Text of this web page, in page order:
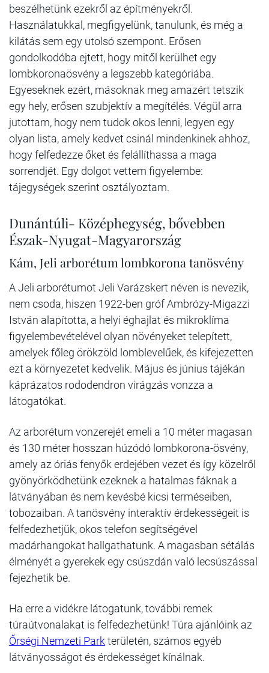
beszélhetünk ezekről az építményekről.
Használatukkal, megfigyelünk, tanulunk, és még a
kilátás sem egy utolsó szempont. Erősen
gondolkodóba ejtett, hogy mitől kerülhet egy
lombkoronaösvény a legszebb kategóriába.
Egyeseknek ezért, másoknak meg amazért tetszik
egy hely, erősen szubjektív a megítélés. Végül arra
jutottam, hogy nem tudok okos lenni, legyen egy
olyan lista, amely kedvet csinál mindenkinek ahhoz,
hogy felfedezze őket és felállíthassa a maga
sorrendjét. Egy dolgot vettem figyelembe:
tájegységek szerint osztályoztam.
Dunántúli- Középhegység, bővebben
Észak-Nyugat-Magyarország
Kám, Jeli arborétum lombkorona tanösvény
A Jeli arborétumot Jeli Varázskert néven is nevezik,
nem csoda, hiszen 1922-ben gróf Ambrózy-Migazzi
István alapította, a helyi éghajlat és mikroklíma
figyelembevételével olyan növényeket telepített,
amelyek főleg örökzöld lomblevelűek, és kifejezetten
ezt a környezetet kedvelik. Május és június tájékán
káprázatos rododendron virágzás vonzza a
látogatókat.
Az arborétum vonzerejét emeli a 10 méter magasan
és 130 méter hosszan húzódó lombkorona-ösvény,
amely az óriás fenyők erdejében vezet és így közelről
gyönyörködhetünk ezeknek a hatalmas fáknak a
látványában és nem kevésbé kicsi terméseiben,
tobozaiban. A tanösvény interaktív érdekességeit is
felfedezhetjük, okos telefon segítségével
madárhangokat hallgathatunk. A magasban sétálás
élményét a gyerekek egy csúszdán való lecsúszással
fejezhetik be.
Ha erre a vidékre látogatunk, további remek
túraútvonalakat is felfedezhetünk! Túra ajánlóink az
Őrségi Nemzeti Parkterületén, számos egyéb
látványosságot és érdekességet kínálnak.